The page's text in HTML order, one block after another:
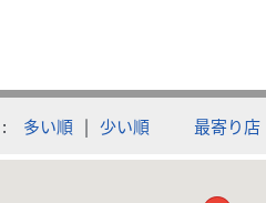
多い順 | 少い順 最寄り店